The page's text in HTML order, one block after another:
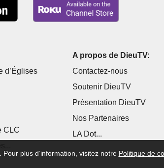
d’Églises
CLC
A propos de DieuTV:
Contactez-nous
Soutenir DieuTV
Présentation DieuTV
Nos Partenaires
LA Dot...
plus d’information, visitez notre Politique de